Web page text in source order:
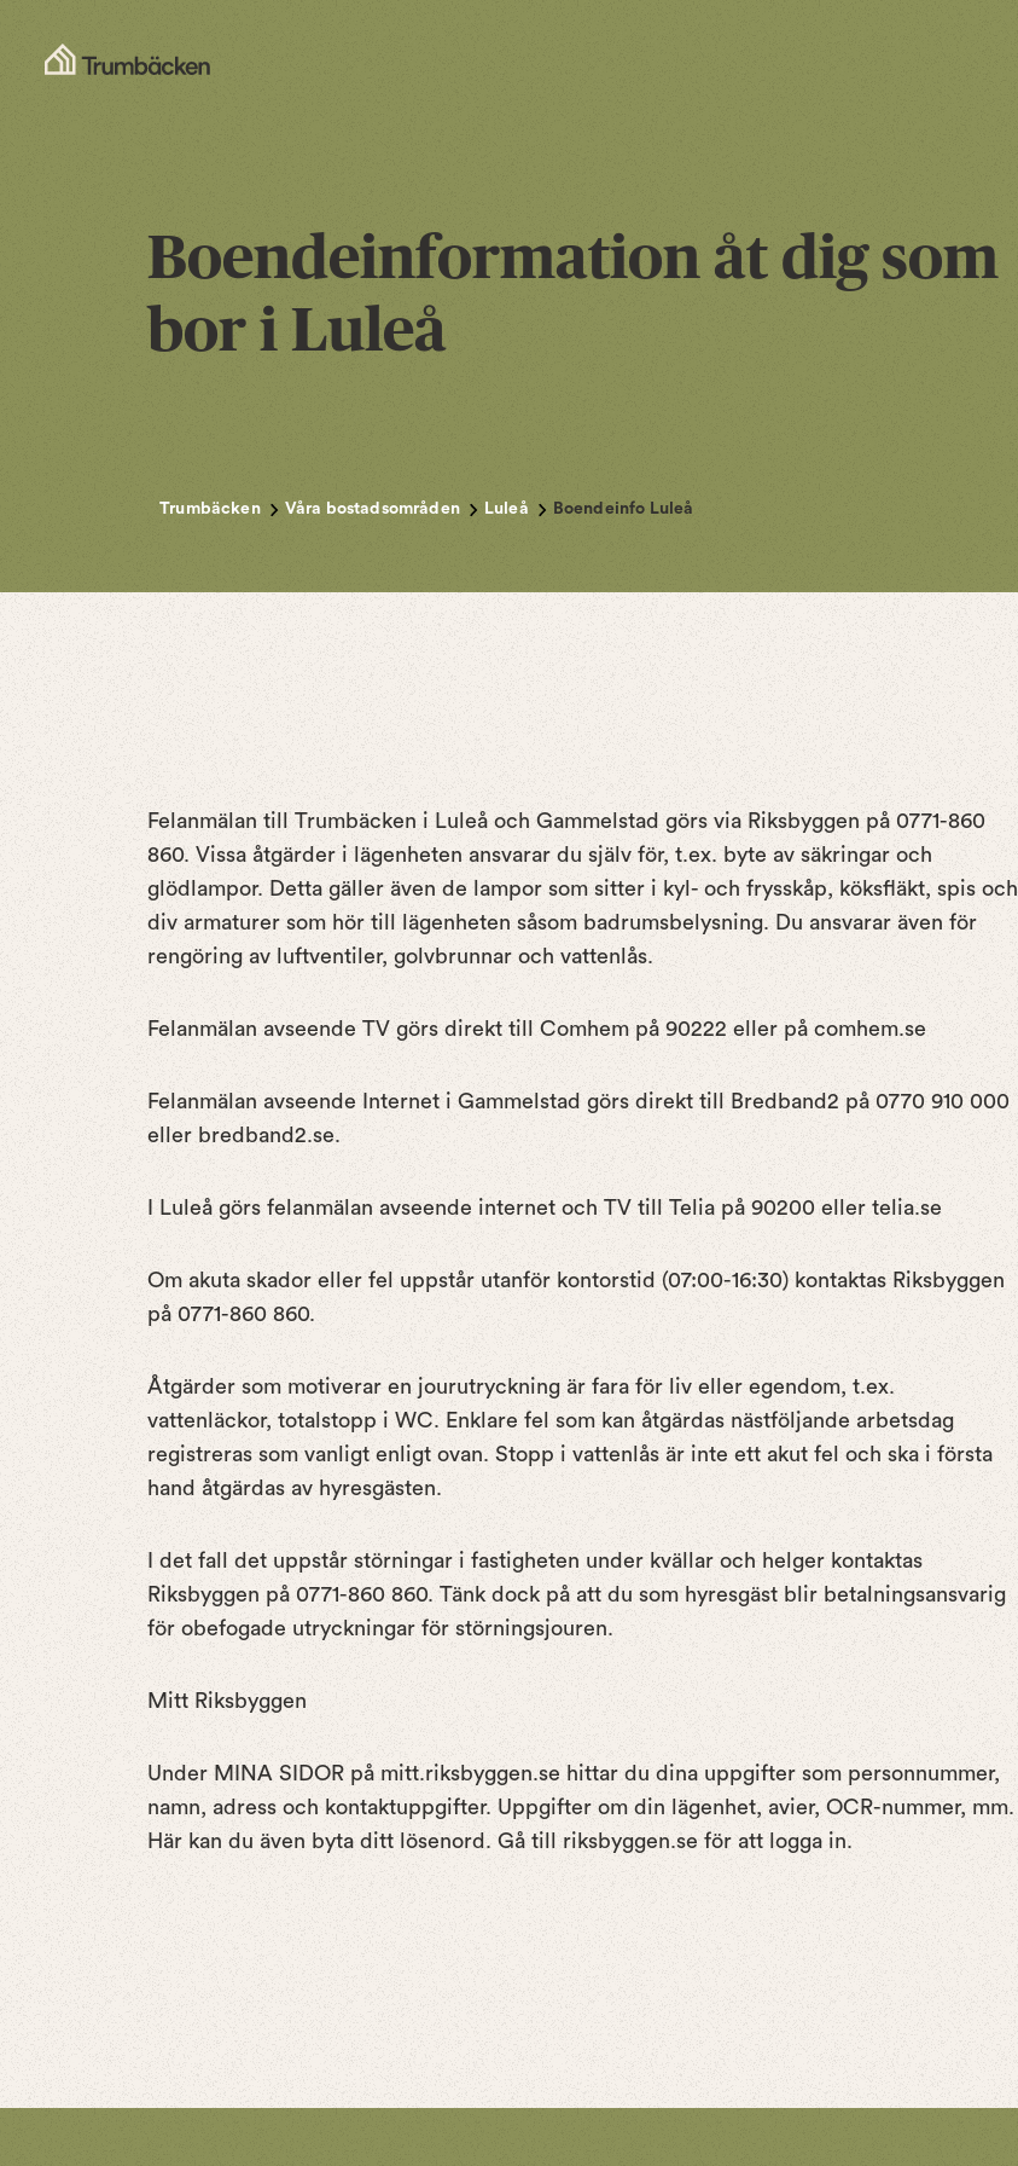
Boendeinformation åt dig som
bor i Luleå
Trumbäcken Våra bostadsområden Luleå Boendeinfo Luleå
Felanmälan till Trumbäcken i Luleå och Gammelstad görs via Riksbyggen på 0771-860
860. Vissa åtgärder i lägenheten ansvarar du själv för, t.ex. byte av säkringar och
glödlampor. Detta gäller även de lampor som sitter i kyl- och frysskåp, köksfläkt, spis och
div armaturer som hör till lägenheten såsom badrumsbelysning. Du ansvarar även för
rengöring av luftventiler, golvbrunnar och vattenlås.
Felanmälan avseende TV görs direkt till Comhem på 90222 eller på comhem.se
Felanmälan avseende Internet i Gammelstad görs direkt till Bredband2 på 0770 910 000
eller bredband2.se.
I Luleå görs felanmälan avseende internet och TV till Telia på 90200 eller telia.se
Om akuta skador eller fel uppstår utanför kontorstid (07:00-16:30) kontaktas Riksbyggen
på 0771-860 860.
Åtgärder som motiverar en jourutryckning är fara för liv eller egendom, t.ex.
vattenläckor, totalstopp i WC. Enklare fel som kan åtgärdas nästföljande arbetsdag
registreras som vanligt enligt ovan. Stopp i vattenlås är inte ett akut fel och ska i första
hand åtgärdas av hyresgästen.
I det fall det uppstår störningar i fastigheten under kvällar och helger kontaktas
Riksbyggen på 0771-860 860. Tänk dock på att du som hyresgäst blir betalningsansvarig
för obefogade utryckningar för störningsjouren.
Mitt Riksbyggen
Under MINA SIDOR på mitt.riksbyggen.se hittar du dina uppgifter som personnummer,
namn, adress och kontaktuppgifter. Uppgifter om din lägenhet, avier, OCR-nummer, mm.
Här kan du även byta ditt lösenord. Gå till riksbyggen.se för att logga in.